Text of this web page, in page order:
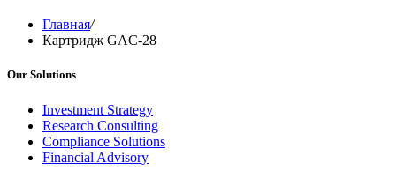
Главная/
Картридж GAC-28
Our Solutions
Investment Strategy
Research Consulting
Compliance Solutions
Financial Advisory